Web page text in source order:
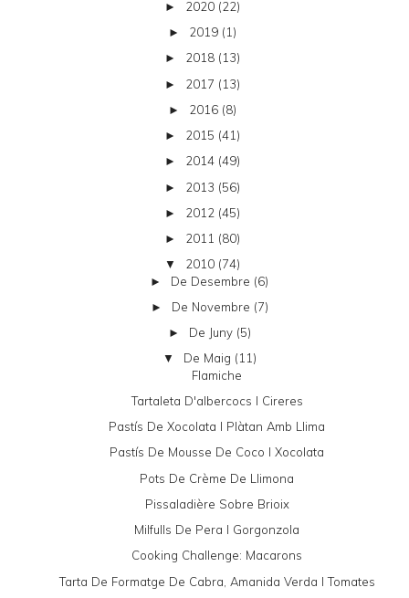
► 2020 (22)
► 2019 (1)
► 2018 (13)
► 2017 (13)
► 2016 (8)
► 2015 (41)
► 2014 (49)
► 2013 (56)
► 2012 (45)
► 2011 (80)
▼ 2010 (74)
► De Desembre (6)
► De Novembre (7)
► De Juny (5)
▼ De Maig (11)
Flamiche
Tartaleta D'albercocs I Cireres
Pastís De Xocolata I Plàtan Amb Llima
Pastís De Mousse De Coco I Xocolata
Pots De Crème De Llimona
Pissaladière Sobre Brioix
Milfulls De Pera I Gorgonzola
Cooking Challenge: Macarons
Tarta De Formatge De Cabra, Amanida Verda I Tomates